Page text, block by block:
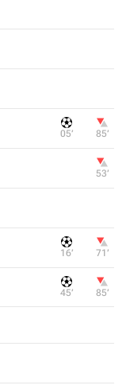
05‎’‎ 85‎’‎
53‎’‎
16‎’‎ 71‎’‎
45‎’‎ 85‎’‎